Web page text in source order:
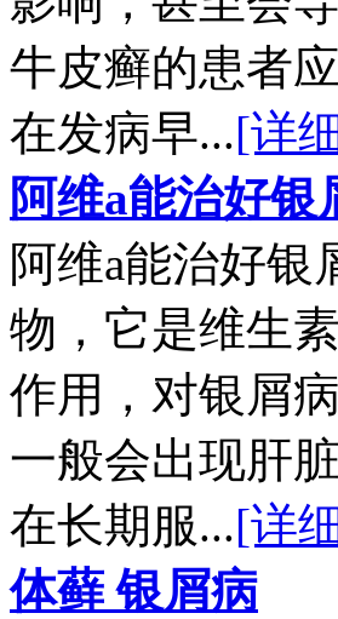
牛皮癣的患者
在发病早...[详
阿维a能治好
阿维a能治好银
物，它是维生
作用，对银屑
一般会出现肝
在长期服...[详
体藓 银屑病